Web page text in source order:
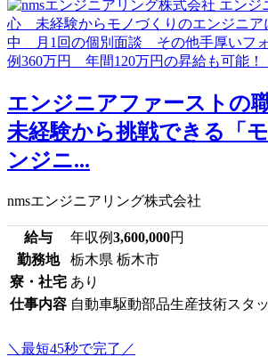
エンジニアファーストの
未経験から挑戦できる「
ンジニ...
nmsエンジニアリング株式会社
給与 年収例3,600,000円
勤務地
栃木県 栃木市
寮・社宅 あり
仕事内容 自動車駆動部品生産技術スタ
＼最短45秒で完了／